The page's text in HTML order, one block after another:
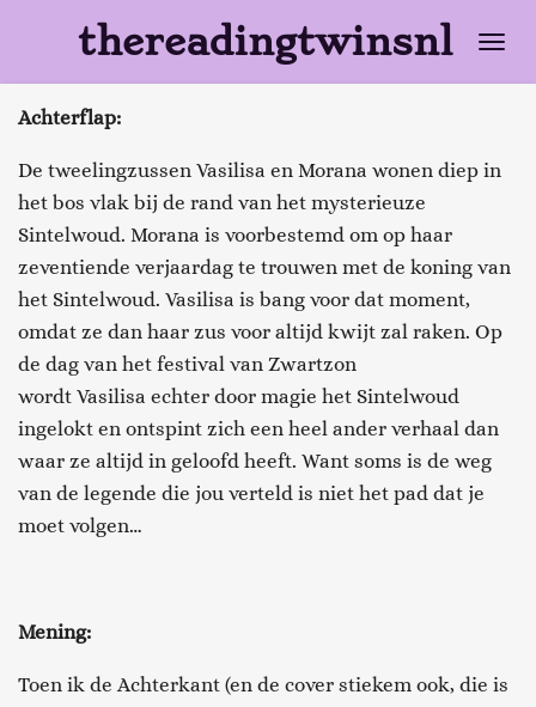
naar
de
hoofdinhoud
thereadingtwinsnl
Achterflap:
De tweelingzussen Vasilisa en Morana wonen diep in
het bos vlak bij de rand van het mysterieuze
Sintelwoud. Morana is voorbestemd om op haar
zeventiende verjaardag te trouwen met de koning van
het Sintelwoud. Vasilisa is bang voor dat moment,
omdat ze dan haar zus voor altijd kwijt zal raken. Op
de dag van het festival van Zwartzon
wordt Vasilisa echter door magie het Sintelwoud
ingelokt en ontspint zich een heel ander verhaal dan
waar ze altijd in geloofd heeft. Want soms is de weg
van de legende die jou verteld is niet het pad dat je
moet volgen…
Mening:
Toen ik de Achterkant (en de cover stiekem ook, die is